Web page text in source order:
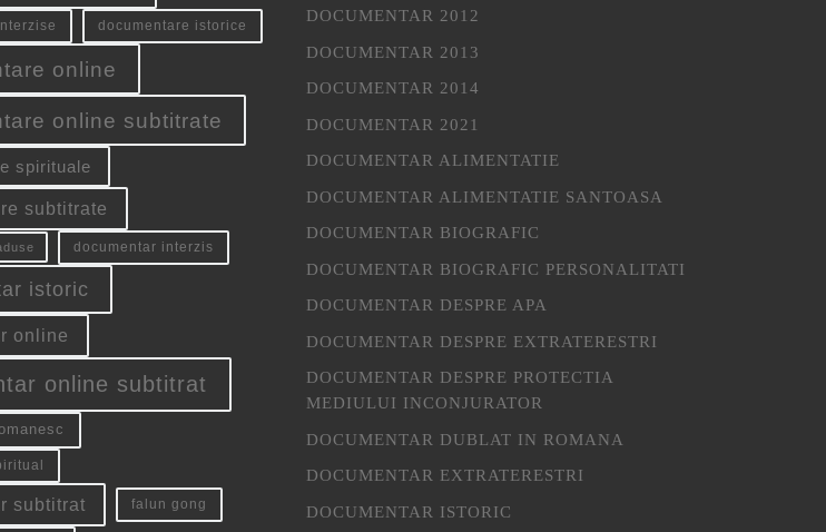
documentare istorice
online
online subtitrate
spirituale
subtitrate
documentar interzis
istoric
online
online subtitrat
subtitrat falun gong
DOCUMENTAR 2012
DOCUMENTAR 2013
DOCUMENTAR 2014
DOCUMENTAR 2021
DOCUMENTAR ALIMENTATIE
DOCUMENTAR ALIMENTATIE SANTOASA
DOCUMENTAR BIOGRAFIC
DOCUMENTAR BIOGRAFIC PERSONALITATI
DOCUMENTAR DESPRE APA
DOCUMENTAR DESPRE EXTRATERESTRI
DOCUMENTAR DESPRE PROTECTIA
MEDIULUI INCONJURATOR
DOCUMENTAR DUBLAT IN ROMANA
DOCUMENTAR EXTRATERESTRI
DOCUMENTAR ISTORIC